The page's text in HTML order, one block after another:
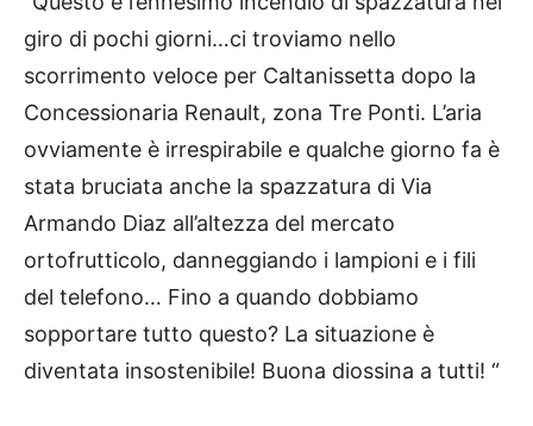
giro di pochi giorni…ci troviamo nello
scorrimento veloce per Caltanissetta dopo la
Concessionaria Renault, zona Tre Ponti. L’aria
ovviamente è irrespirabile e qualche giorno fa è
stata bruciata anche la spazzatura di Via
Armando Diaz all’altezza del mercato
ortofrutticolo, danneggiando i lampioni e i fili
del telefono… Fino a quando dobbiamo
sopportare tutto questo? La situazione è
diventata insostenibile! Buona diossina a tutti! “